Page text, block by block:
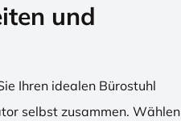
und
Ihren idealen Bürostuhl
selbst zusammen. Wählen